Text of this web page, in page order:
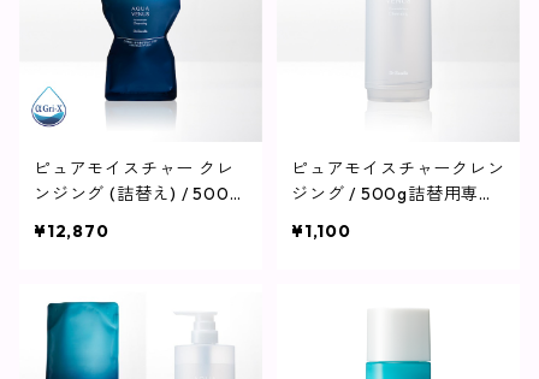
ピュアモイスチャー クレ
ンジング (詰替え) / 500g
¥12,870
ピュアモイスチャークレン
ジング / 500g詰替用専用
¥1,100